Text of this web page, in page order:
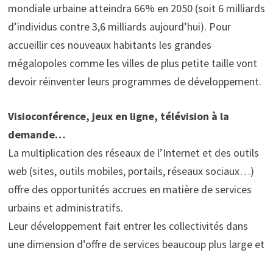
mondiale urbaine atteindra 66% en 2050 (soit 6 milliards
d’individus contre 3,6 milliards aujourd’hui). Pour
accueillir ces nouveaux habitants les grandes
mégalopoles comme les villes de plus petite taille vont
devoir réinventer leurs programmes de développement.
Visioconférence, jeux en ligne, télévision à la
demande…
La multiplication des réseaux de l’Internet et des outils
web (sites, outils mobiles, portails, réseaux sociaux…)
offre des opportunités accrues en matière de services
urbains et administratifs.
Leur développement fait entrer les collectivités dans
une dimension d’offre de services beaucoup plus large et